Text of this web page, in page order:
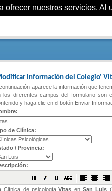
Información del Colegio'
aparece la información que
los diferentes campos del formulario son
y haga clic en el botón Enviar
de Clínica:
/ Provincia:
ofrecer nuestros servicios.